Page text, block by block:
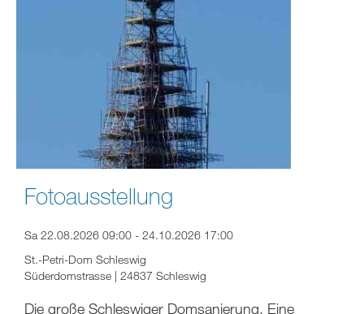
Fotoausstellung
Sa 22.08.2026 09:00 - 24.10.2026 17:00
St.-Petri-Dom Schleswig
Süderdomstrasse | 24837 Schleswig
Die große Schleswiger Domsanierung. Eine